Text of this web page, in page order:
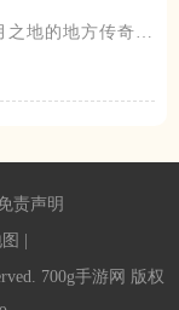
地的地方传奇之
责声明
700g手游网 版权